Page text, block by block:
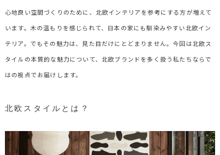
心地良い空間づくりのために、北欧インテリアを参考にする方が増えて
います。木の温もりを感じられて、日本の家にも馴染みやすい北欧イン
テリア。でもその魅力は、見た目だけにとどまりません。今回は北欧ス
タイルの本質的な魅力について、北欧ブランドを多く扱う私たちならで
はの視点でお届けします。
北欧スタイルとは？